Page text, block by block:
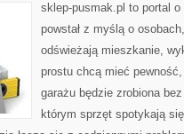
sklep-pusmak.pl to portal
powstał z myślą o
odświeżają mieszkanie,
prostu chcą mieć
garażu będzie zrobiona
którym sprzęt spotykają